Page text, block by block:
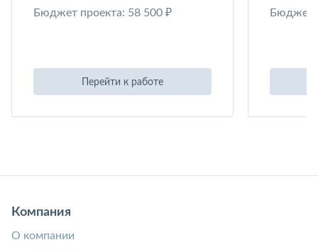
Бюджет проекта: 58 500 ₽
Перейти к работе
Бюджет
Компания
О компании